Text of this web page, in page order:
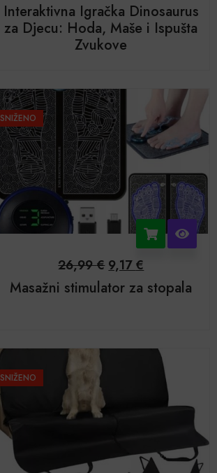
Interaktivna Igračka Dinosaurus
za Djecu: Hoda, Maše i Ispušta
Zvukove
SNIŽENO
26,99€ 9,17€
Masažni stimulator za stopala
SNIŽENO